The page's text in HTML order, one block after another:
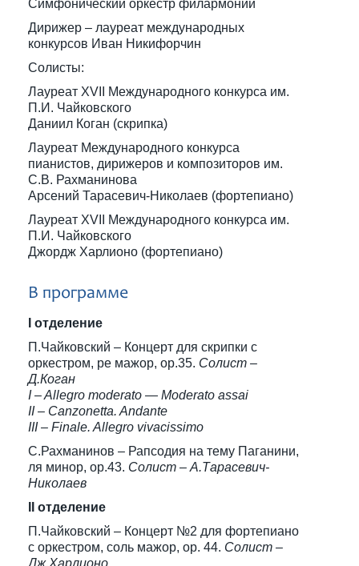
Симфонический оркестр филармонии
Дирижер – лауреат международных
конкурсов Иван Никифорчин
Солисты:
Лауреат XVII Международного конкурса им.
П.И. Чайковского
Даниил Коган (скрипка)
Лауреат Международного конкурса
пианистов, дирижеров и композиторов им.
С.В. Рахманинова
Арсений Тарасевич-Николаев (фортепиано)
Лауреат XVII Международного конкурса им.
П.И. Чайковского
Джордж Харлионо (фортепиано)
В программе
I отделение
П.Чайковский – Концерт для скрипки с
оркестром, ре мажор, ор.35. Солист –
Д.Коган
I – Allegro moderato — Moderato assai
II – Canzonetta. Andante
III – Finale. Allegro vivacissimo
С.Рахманинов – Рапсодия на тему Паганини,
ля минор, ор.43. Солист – А.Тарасевич-
Николаев
II отделение
П.Чайковский – Концерт №2 для фортепиано
с оркестром, соль мажор, ор. 44. Солист –